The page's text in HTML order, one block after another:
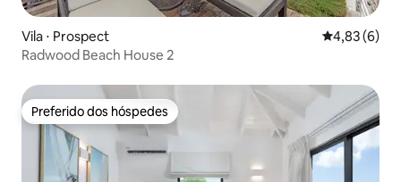
Vila ⋅ Prospect 4,83 de uma
4,83 (6)
Radwood Beach House 2
Preferido dos hóspedes
Preferido dos hóspedes